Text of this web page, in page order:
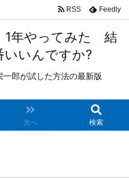
1年やってみた 結
いいんですか?
郎が試した方法の最新版
次へ 検索
RSS Feedly